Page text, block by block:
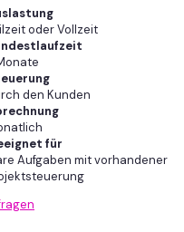
oder Vollzeit
den Kunden
für
Aufgaben mit vorhandener